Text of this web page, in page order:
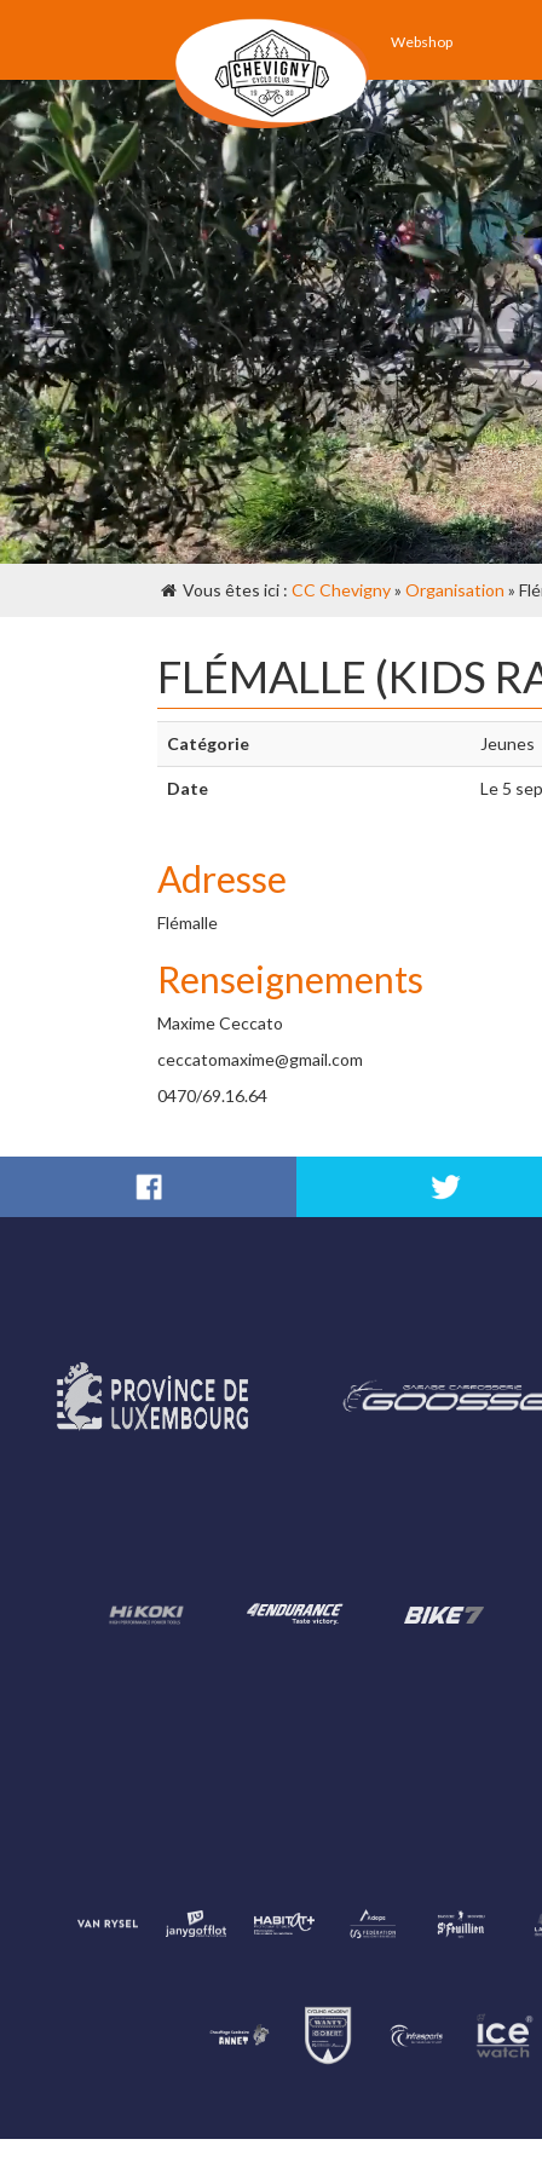
Webshop
Vous êtes ici : CC Chevigny» Organisation »
FLÉMALLE (KIDS
Catégorie Jeunes
Date Le 5
Adresse
Flémalle
Renseignements
Maxime Ceccato
ceccatomaxime@gmail.com
0470/69.16.64